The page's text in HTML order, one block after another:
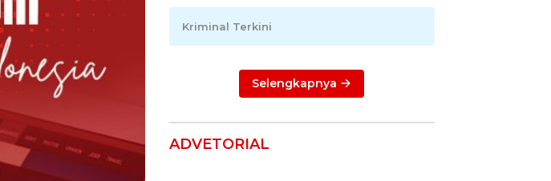
Kriminal Terkini
Selengkapnya
ADVETORIAL